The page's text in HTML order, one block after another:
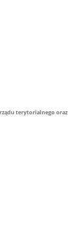
terytorialnego oraz